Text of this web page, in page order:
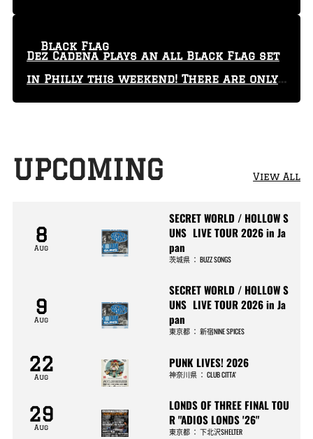
Dez Cadena plays an all Black Flag set
in Philly this weekend! There are only
29 tickets left!
Black Flag
UPCOMING View All
8
Aug
SECRET WORLD / HOLLOW S
UNS LIVE TOUR 2026 in Ja
pan
茨城県 ：BUZZ SONGS
9
Aug
SECRET WORLD / HOLLOW S
UNS LIVE TOUR 2026 in Ja
pan
東京都 ：新宿NINE SPICES
22
Aug
PUNK LIVES! 2026
神奈川県 ：CLUB CITTA’
29
Aug
LONDS OF THREE FINAL TOU
R "ADIOS LONDS '26"
東京都 ：下北沢SHELTER